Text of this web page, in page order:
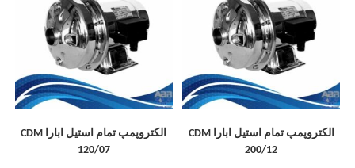
الکتروپمپ تمام استیل ابارا CDM
200/12
الکتروپمپ تمام استیل ابارا CDM
120/07